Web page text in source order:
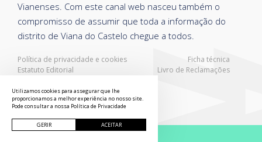
Política de privacidade e cookies
Ficha técnica
Estatuto Editorial
Livro de Reclamações
Vianenses. Com este canal web nasceu também o
compromisso de assumir que toda a informação do
distrito de Viana do Castelo chegue a todos.
Utilizamos cookies para assegurar que lhe
proporcionamos a melhor experiência no nosso site.
Pode consultar a nossa Política de Privacidade
GERIR ACEITAR